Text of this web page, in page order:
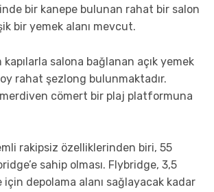
bir kanepe bulunan rahat bir salon
bir yemek alanı mevcut.
kapılarla salona bağlanan açık yemek
rahat şezlong bulunmaktadır.
merdiven cömert bir plaj platformuna
rakipsiz özelliklerinden biri, 55
sahip olması. Flybridge, 3,5
depolama alanı sağlayacak kadar